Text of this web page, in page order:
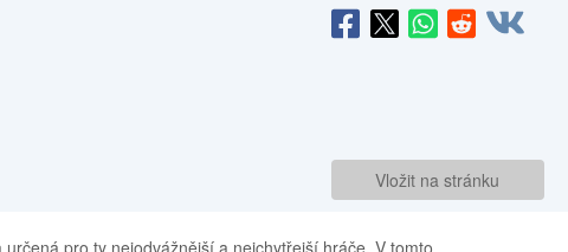
Vložit na stránku